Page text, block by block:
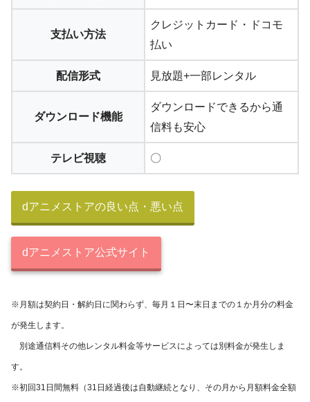
支払い方法
クレジットカード・ドコモ
払い
配信形式 見放題+一部レンタル
ダウンロード機能
ダウンロードできるから通
信料も安心
テレビ視聴 〇
dアニメストアの良い点・悪い点
dアニメストア公式サイト
※月額は契約⽇・解約⽇に関わらず、毎⽉１⽇〜末⽇までの１か⽉分の料⾦
が発⽣します。
別途通信料その他レンタル料⾦等サービスによっては別料⾦が発⽣しま
す。
※初回31⽇間無料（31⽇経過後は⾃動継続となり、その⽉から⽉額料⾦全額